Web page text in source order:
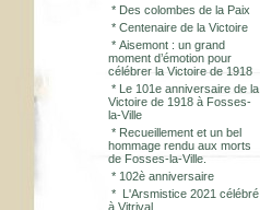
* Des colombes de la Paix
* Centenaire de la Victoire
* Aisemont : un grand
moment d’émotion pour
célébrer la Victoire de 1918
* Le 101e anniversaire de la
Victoire de 1918 à Fosses-
la-Ville
* Recueillement et un bel
hommage rendu aux morts
de Fosses-la-Ville.
* 102è anniversaire
* L'Arsmistice 2021 célébré
à Vitrival